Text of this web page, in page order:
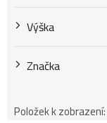
Výška
Značka
Položek k zobrazení: